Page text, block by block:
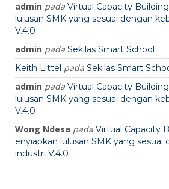
admin pada Virtual Capacity
lulusan SMK yang sesuai dengan
V.4.0
admin pada Sekilas Smart School
Keith Littel pada Sekilas Smart
admin pada Virtual Capacity
lulusan SMK yang sesuai dengan
V.4.0
Wong Ndesa pada Virtual Capacity
enyiapkan lulusan SMK yang
industri V.4.0